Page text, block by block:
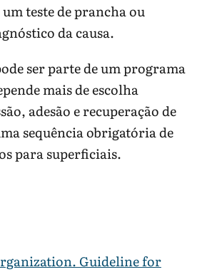
teste de prancha ou
da causa.
ser parte de um programa
mais de escolha
adesão e recuperação de
sequência obrigatória de
para superficiais.
Guideline for